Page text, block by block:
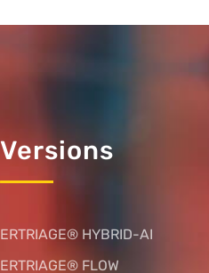
Versions
ERTRIAGE® HYBRID-AI
ERTRIAGE® FLOW